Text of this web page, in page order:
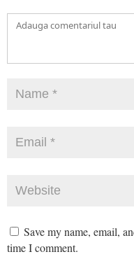
Save my name, email,
time I comment.